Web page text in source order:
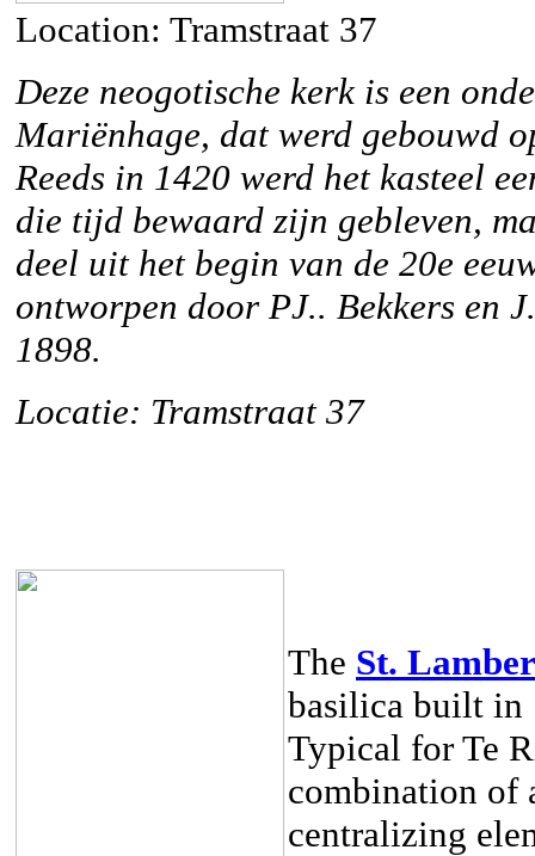
Location: Tramstraat 37
Deze neogotische kerk is een
Mariënhage, dat werd gebouwd
Reeds in 1420 werd het kasteel
die tijd bewaard zijn gebleven,
deel uit het begin van de 20e
ontworpen door PJ.. Bekkers en
1898.
Locatie: Tramstraat 37
The St.
basilica built in
Typical for Te
combination of
centralizing